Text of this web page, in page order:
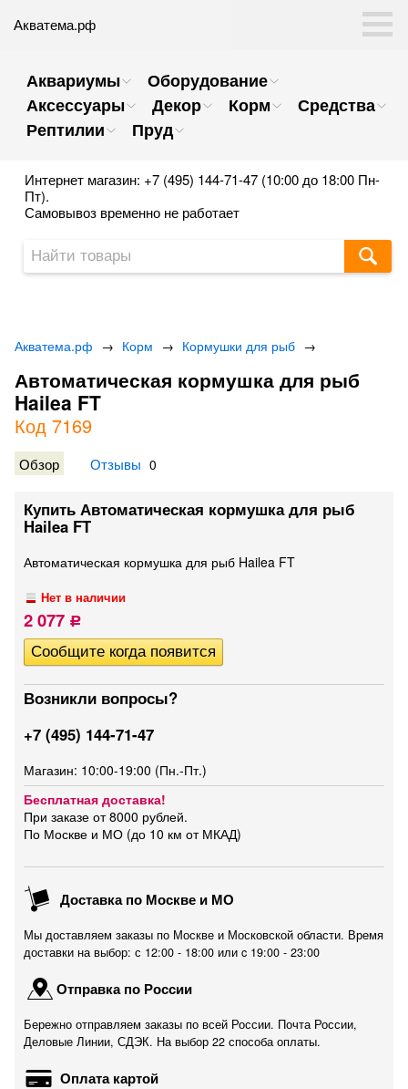
Акватема.рф
Аквариумы
Оборудование
Аксессуары
Декор Корм
Средства
Рептилии
Пруд
Интернет магазин: +7 (495) 144-71-47 (10:00 до 18:00 Пн-
Пт).
Самовывоз временно не работает
Акватема.рф → Корм → Кормушки для рыб →
Автоматическая кормушка для рыб
Hailea FT
Код 7169
Обзор Отзывы 0
Купить Автоматическая кормушка для рыб
Hailea FT
Автоматическая кормушка для рыб Hailea FT
Нет в наличии
2 077 Р
Возникли вопросы?
+7 (495) 144-71-47
Магазин: 10:00-19:00 (Пн.-Пт.)
Бесплатная доставка!
При заказе от 8000 рублей.
По Москве и МО (до 10 км от МКАД)
Доставка по Москве и МО
Мы доставляем заказы по Москве и Московской области. Время
доставки на выбор: с 12:00 - 18:00 или c 19:00 - 23:00
Отправка по России
Бережно отправляем заказы по всей России. Почта России,
Деловые Линии, СДЭК. На выбор 22 способа оплаты.
Оплата картой